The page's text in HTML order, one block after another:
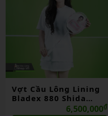
Vợt Cầu Lông Lining
Axforce Jr Chính
1,035,000₫